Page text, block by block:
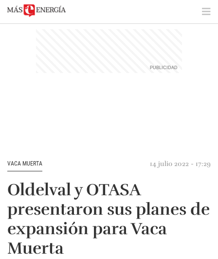
VACA MUERTA 14 julio 2022 - 17:29
Oldelval y OTASA
presentaron sus planes de
expansión para Vaca
Muerta